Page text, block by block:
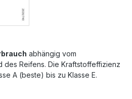
abhängig vom
des Reifens. Die Kraftstoffeffizienz
A (beste) bis zu Klasse E.